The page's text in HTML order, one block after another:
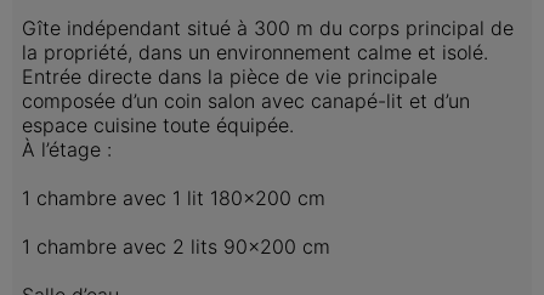
Gîte indépendant situé à 300 m du corps principal de
la propriété, dans un environnement calme et isolé.
Entrée directe dans la pièce de vie principale
composée d’un coin salon avec canapé-lit et d’un
espace cuisine toute équipée.
À l’étage :
1 chambre avec 1 lit 180x200 cm
1 chambre avec 2 lits 90x200 cm